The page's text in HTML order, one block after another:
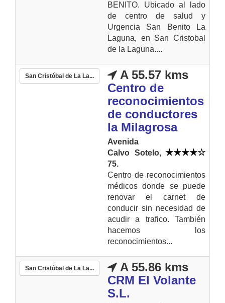
BENITO. Ubicado al lado
de centro de salud y
Urgencia San Benito La
Laguna, en San Cristobal
de la Laguna....
San Cristóbal de La La...
A 55.57 kms
Centro de
reconocimientos
de conductores
la Milagrosa
Avenida
Calvo Sotelo,
75.
Centro de reconocimientos
médicos donde se puede
renovar el carnet de
conducir sin necesidad de
acudir a trafico. También
hacemos los
reconocimientos...
San Cristóbal de La La...
A 55.86 kms
CRM El Volante
S.L.